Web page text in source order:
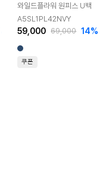
와일드플라워 원피스 U백
A5SL1PL42NVY
59,000 69,000 14%
쿠폰